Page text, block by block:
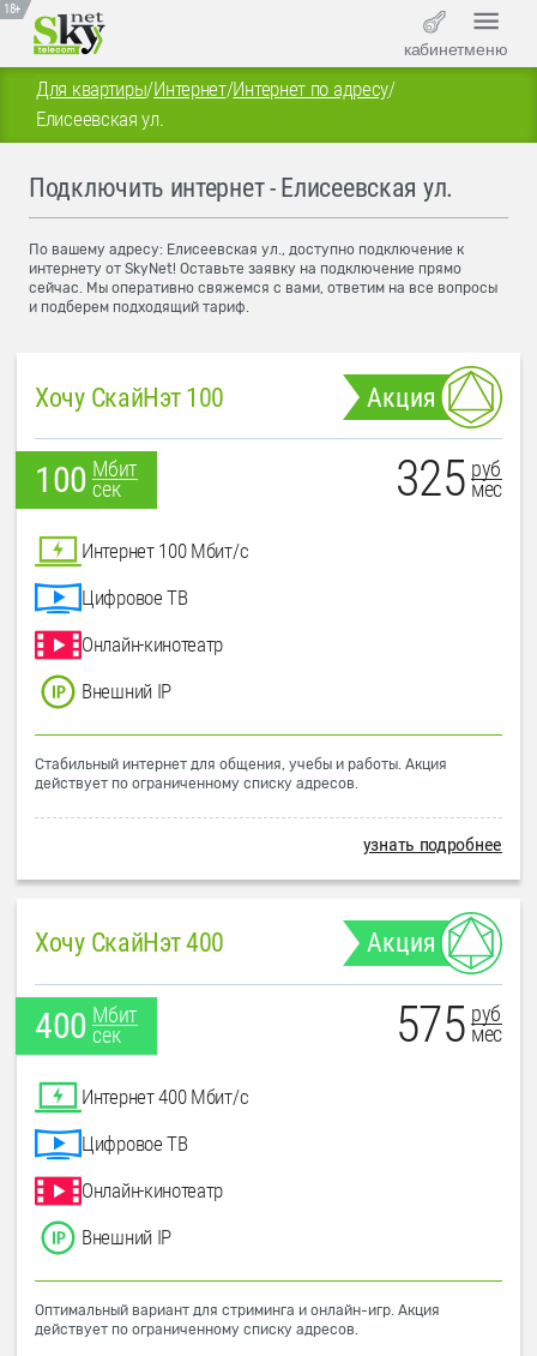
18+
кабинетменю
Для квартиры/Интернет/Интернет по адресу/
Елисеевская ул.
Подключить интернет - Елисеевская ул.
По вашему адресу: Елисеевская ул., доступно подключение к
интернету от SkyNet! Оставьте заявку на подключение прямо
сейчас. Мы оперативно свяжемся с вами, ответим на все вопросы
и подберем подходящий тариф.
Хочу СкайНэт 100 Акция
100 Мбит
сек
325 руб
мес
Интернет 100 Мбит/с
Цифровое ТВ
Онлайн-кинотеатр
Внешний IP
Стабильный интернет для общения, учебы и работы. Акция
действует по ограниченному списку адресов.
узнать подробнее
Хочу СкайНэт 400 Акция
400 Мбит
сек
575 руб
мес
Интернет 400 Мбит/с
Цифровое ТВ
Онлайн-кинотеатр
Внешний IP
Оптимальный вариант для стриминга и онлайн-игр. Акция
действует по ограниченному списку адресов.